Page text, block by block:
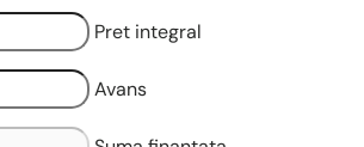
Pret integral
Avans